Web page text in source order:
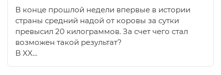
В конце прошлой недели впервые в истории
страны средний надой от коровы за сутки
превысил 20 килограммов. За счет чего стал
возможен такой результат?
В XX…